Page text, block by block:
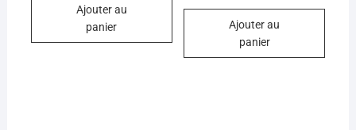
Ajouter au
panier
Ajouter au
panier